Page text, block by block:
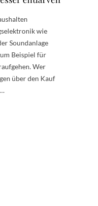
wie
Soundanlage
Beispiel für
Wer
über den Kauf